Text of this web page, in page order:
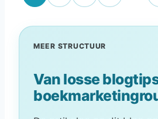
MEER STRUCTUUR
Van losse